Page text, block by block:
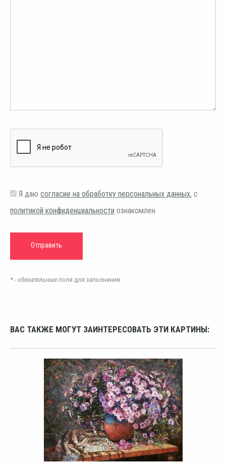
Я даю согласие на обработку персональных данных, с
политикой конфиденциальности ознакомлен
* - обязательные поля для заполнения
ВАС ТАКЖЕ МОГУТ ЗАИНТЕРЕСОВАТЬ ЭТИ КАРТИНЫ: